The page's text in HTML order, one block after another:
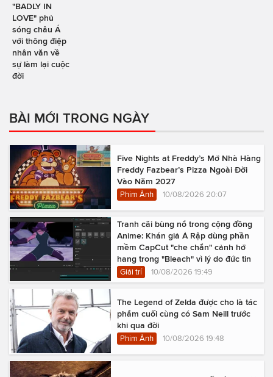
"BADLY IN
LOVE" phủ
sóng châu Á
với thông điệp
nhân văn về
sự làm lại cuộc
đời
BÀI MỚI TRONG NGÀY
Five Nights at Freddy’s Mở Nhà Hàng
Freddy Fazbear’s Pizza Ngoài Đời
Vào Năm 2027
Phim Ảnh 10/08/2026 20:07
Tranh cãi bùng nổ trong cộng đồng
Anime: Khán giả Ả Rập dùng phần
mềm CapCut "che chắn" cảnh hở
hang trong "Bleach" vì lý do đức tin
Giải trí 10/08/2026 19:49
The Legend of Zelda được cho là tác
phẩm cuối cùng có Sam Neill trước
khi qua đời
Phim Ảnh 10/08/2026 19:48